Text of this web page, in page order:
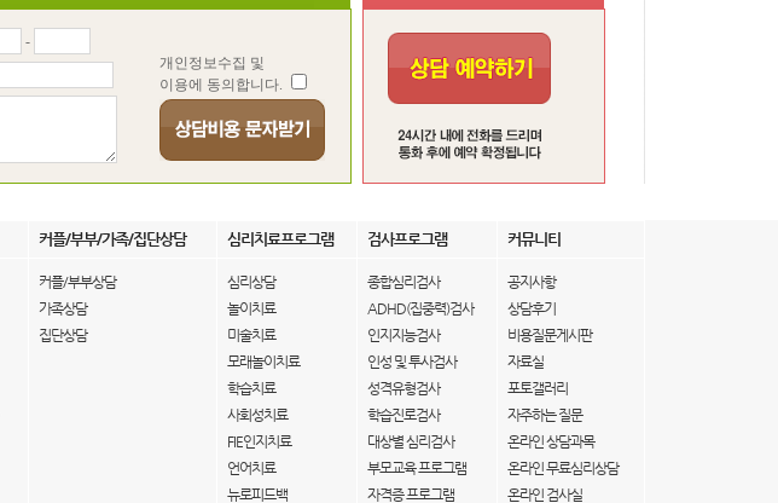
-
개인정보수집 및
이용에 동의합니다.
커플/부부/가족/집단상담 심리치료프로그램 검사프로그램 커뮤니티
커플/부부상담
가족상담
집단상담
심리상담
놀이치료
미술치료
모래놀이치료
학습치료
사회성치료
FIE인지치료
언어치료
뉴로피드백
종합심리검사
ADHD(집중력)검사
인지지능검사
인성 및 투사검사
성격유형검사
학습진로검사
대상별 심리검사
부모교육 프로그램
자격증 프로그램
공지사항
상담후기
비용질문게시판
자료실
포토갤러리
자주하는 질문
온라인 상담과목
온라인 무료심리상담
온라인 검사실